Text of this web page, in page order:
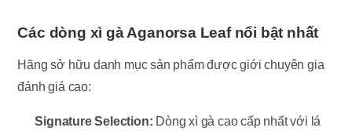
Các dòng xì gà Aganorsa Leaf nổi bật nhất
Hãng sở hữu danh mục sản phẩm được giới chuyên gia
đánh giá cao:
Signature Selection: Dòng xì gà cao cấp nhất với lá